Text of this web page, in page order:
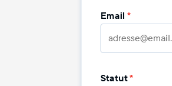
Email *
Statut*